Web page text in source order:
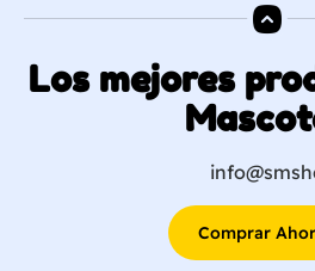
Los mejores
Comprar